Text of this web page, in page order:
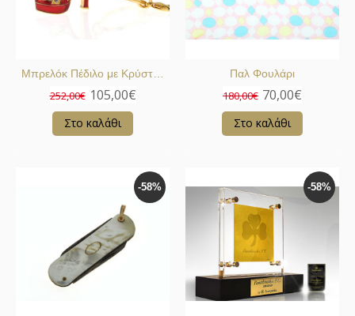
252,00€ 105,00€
Στο καλάθι
Παλ Φουλάρι
180,00€ 70,00€
Στο καλάθι
-58% -58%